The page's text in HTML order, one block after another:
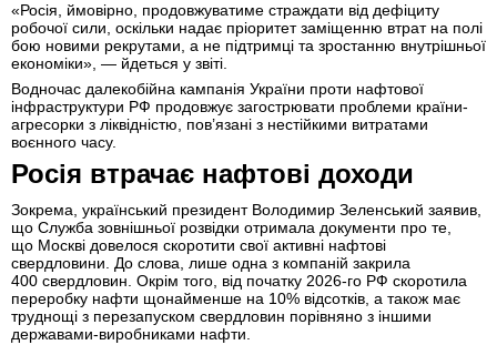
«Росія, ймовірно, продовжуватиме страждати від дефіциту
робочої сили, оскільки надає пріоритет заміщенню втрат на полі
бою новими рекрутами, а не підтримці та зростанню внутрішньої
економіки», — йдеться у звіті.
Водночас далекобійна кампанія України проти нафтової
інфраструктури РФ продовжує загострювати проблеми країни-
агресорки з ліквідністю, пов’язані з нестійкими витратами
воєнного часу.
Росія втрачає нафтові доходи
Зокрема, український президент Володимир Зеленський заявив,
що Служба зовнішньої розвідки отримала документи про те,
що Москві довелося скоротити свої активні нафтові
свердловини. До слова, лише одна з компаній закрила
400 свердловин. Окрім того, від початку 2026-го РФ скоротила
переробку нафти щонайменше на 10% відсотків, а також має
труднощі з перезапуском свердловин порівняно з іншими
державами-виробниками нафти.